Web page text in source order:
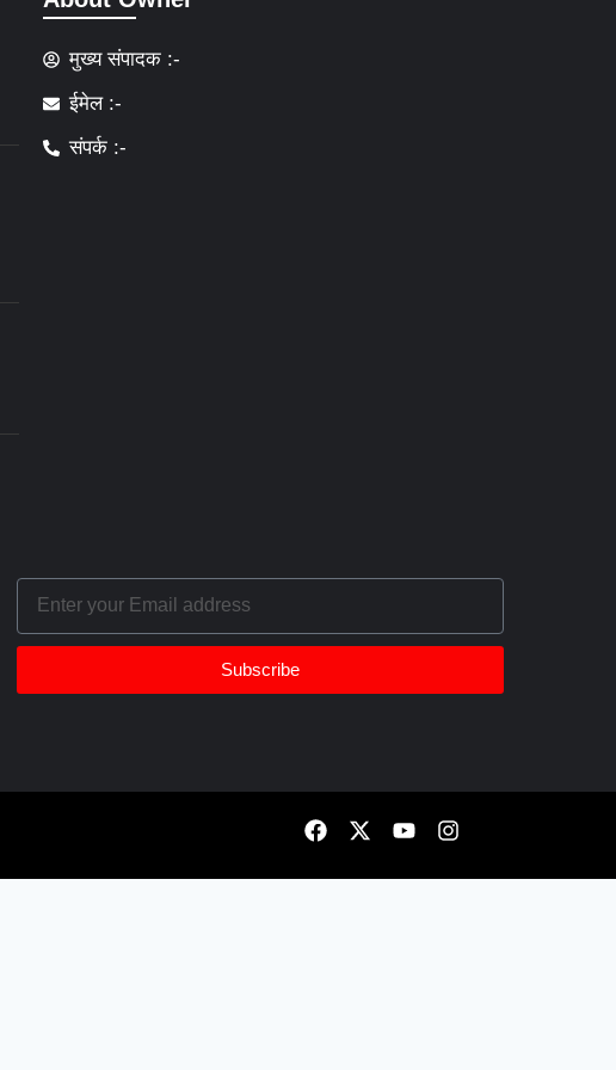
मुख्य संपादक :-
ईमेल :-
संपर्क :-
Subscribe